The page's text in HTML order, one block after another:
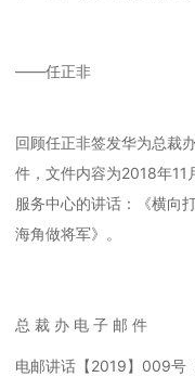
——任正非
回顾任正非签发华为总裁
件，文件内容为2018年11
服务中心的讲话：《横向
海角做将军》。
总 裁 办 电 子 邮 件
电邮讲话【2019】009号